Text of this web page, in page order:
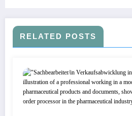
RELATED POSTS